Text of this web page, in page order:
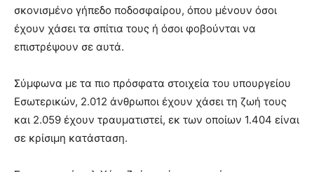
σκονισμένο γήπεδο ποδοσφαίρου, όπου μένουν όσοι
έχουν χάσει τα σπίτια τους ή όσοι φοβούνται να
επιστρέψουν σε αυτά.
Σύμφωνα με τα πιο πρόσφατα στοιχεία του υπουργείου
Εσωτερικών, 2.012 άνθρωποι έχουν χάσει τη ζωή τους
και 2.059 έχουν τραυματιστεί, εκ των οποίων 1.404 είναι
σε κρίσιμη κατάσταση.